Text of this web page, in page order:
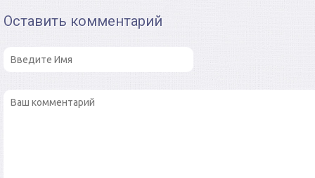
Оставить комментарий